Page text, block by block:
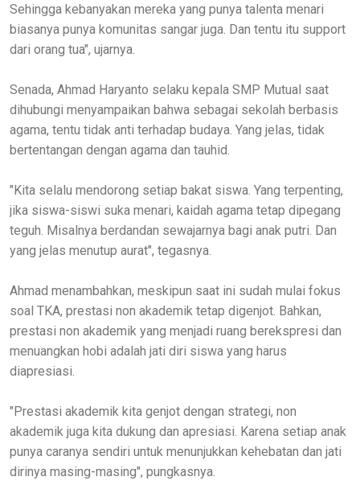
Sehingga kebanyakan mereka yang punya talenta menari
biasanya punya komunitas sangar juga. Dan tentu itu support
dari orang tua", ujarnya.
Senada, Ahmad Haryanto selaku kepala SMP Mutual saat
dihubungi menyampaikan bahwa sebagai sekolah berbasis
agama, tentu tidak anti terhadap budaya. Yang jelas, tidak
bertentangan dengan agama dan tauhid.
"Kita selalu mendorong setiap bakat siswa. Yang terpenting,
jika siswa-siswi suka menari, kaidah agama tetap dipegang
teguh. Misalnya berdandan sewajarnya bagi anak putri. Dan
yang jelas menutup aurat", tegasnya.
Ahmad menambahkan, meskipun saat ini sudah mulai fokus
soal TKA, prestasi non akademik tetap digenjot. Bahkan,
prestasi non akademik yang menjadi ruang berekspresi dan
menuangkan hobi adalah jati diri siswa yang harus
diapresiasi.
"Prestasi akademik kita genjot dengan strategi, non
akademik juga kita dukung dan apresiasi. Karena setiap anak
punya caranya sendiri untuk menunjukkan kehebatan dan jati
dirinya masing-masing", pungkasnya.